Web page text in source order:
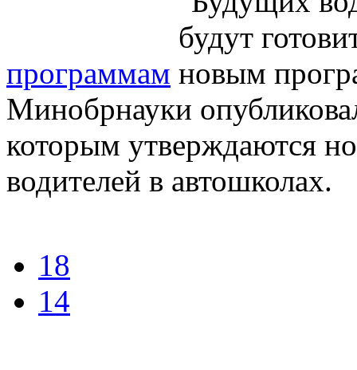
программам
Минобрнауки
которым утверждаются
водителей в автошколах.
18
14